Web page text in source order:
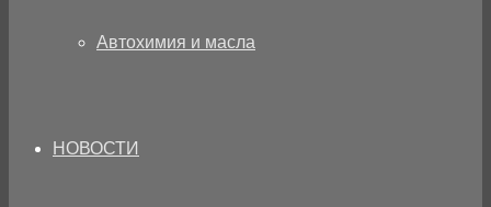
Автохимия и масла
НОВОСТИ